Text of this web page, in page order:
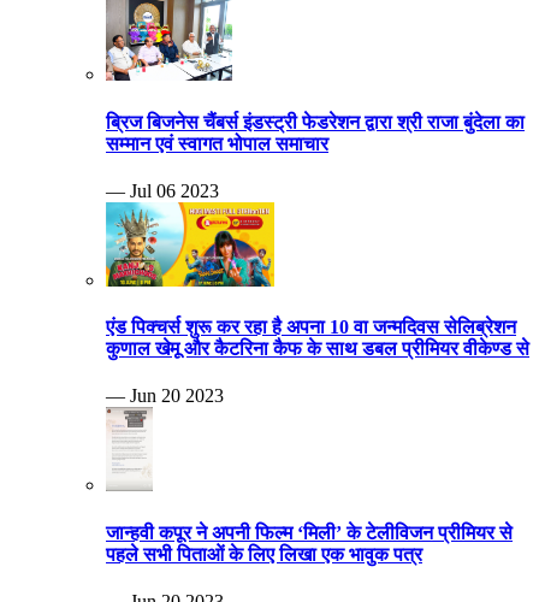
ब्रिज बिजनेस चैंबर्स इंडस्ट्री फेडरेशन द्वारा श्री राजा बुंदेला का
सम्मान एवं स्वागत भोपाल समाचार
— Jul 06 2023
एंड पिक्चर्स शुरू कर रहा है अपना 10 वा जन्मदिवस सेलिब्रेशन
कुणाल खेमू और कैटरिना कैफ के साथ डबल प्रीमियर वीकेण्ड से
— Jun 20 2023
जान्हवी कपूर ने अपनी फिल्म ‘मिली’ के टेलीविजन प्रीमियर से
पहले सभी पिताओं के लिए लिखा एक भावुक पत्र